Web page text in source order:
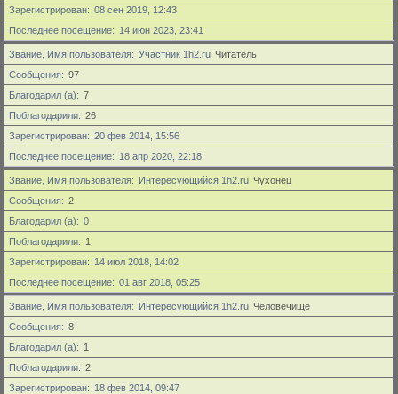
Зарегистрирован
08 сен 2019, 12:43
Последнее посещение
14 июн 2023, 23:41
Звание, Имя пользователя Участник 1h2.ru Читатель
Сообщения
97
Благодарил (а)
7
Поблагодарили
26
Зарегистрирован
20 фев 2014, 15:56
Последнее посещение
18 апр 2020, 22:18
Звание, Имя пользователя Интересующийся 1h2.ru Чухонец
Сообщения
2
Благодарил (а)
0
Поблагодарили
1
Зарегистрирован
14 июл 2018, 14:02
Последнее посещение
01 авг 2018, 05:25
Звание, Имя пользователя Интересующийся 1h2.ru Человечище
Сообщения
8
Благодарил (а)
1
Поблагодарили
2
Зарегистрирован
18 фев 2014, 09:47